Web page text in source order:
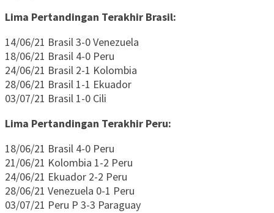
Lima Pertandingan Terakhir Brasil:
14/06/21 Brasil 3-0 Venezuela
18/06/21 Brasil 4-0 Peru
24/06/21 Brasil 2-1 Kolombia
28/06/21 Brasil 1-1 Ekuador
03/07/21 Brasil 1-0 Cili
Lima Pertandingan Terakhir Peru:
18/06/21 Brasil 4-0 Peru
21/06/21 Kolombia 1-2 Peru
24/06/21 Ekuador 2-2 Peru
28/06/21 Venezuela 0-1 Peru
03/07/21 Peru P 3-3 Paraguay